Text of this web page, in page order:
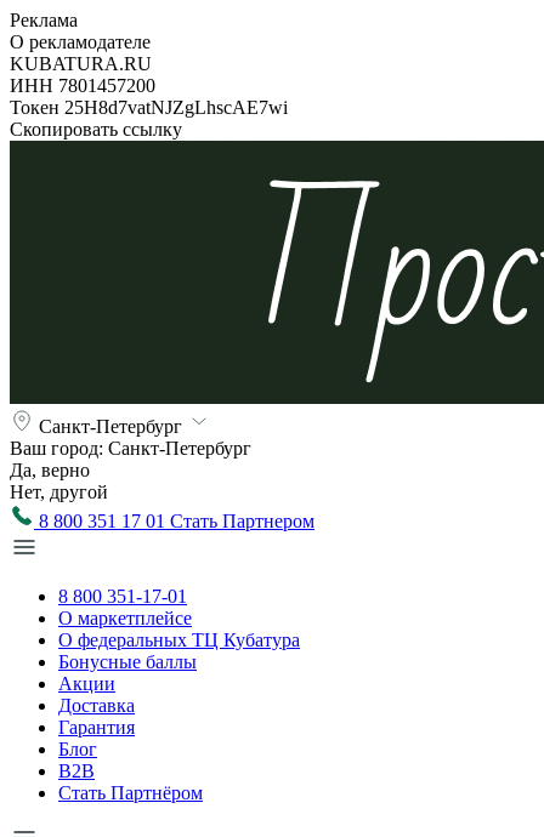
Реклама
О рекламодателе
KUBATURA.RU
ИНН 7801457200
Токен 25H8d7vatNJZgLhscAE7wi
Скопировать ссылку
Санкт-Петербург
Ваш город: Санкт-Петербург
Да, верно
Нет, другой
8 800 351 17 01 Стать Партнером
8 800 351-17-01
О маркетплейсе
О федеральных ТЦ Кубатура
Бонусные баллы
Акции
Доставка
Гарантия
Блог
B2B
Стать Партнёром